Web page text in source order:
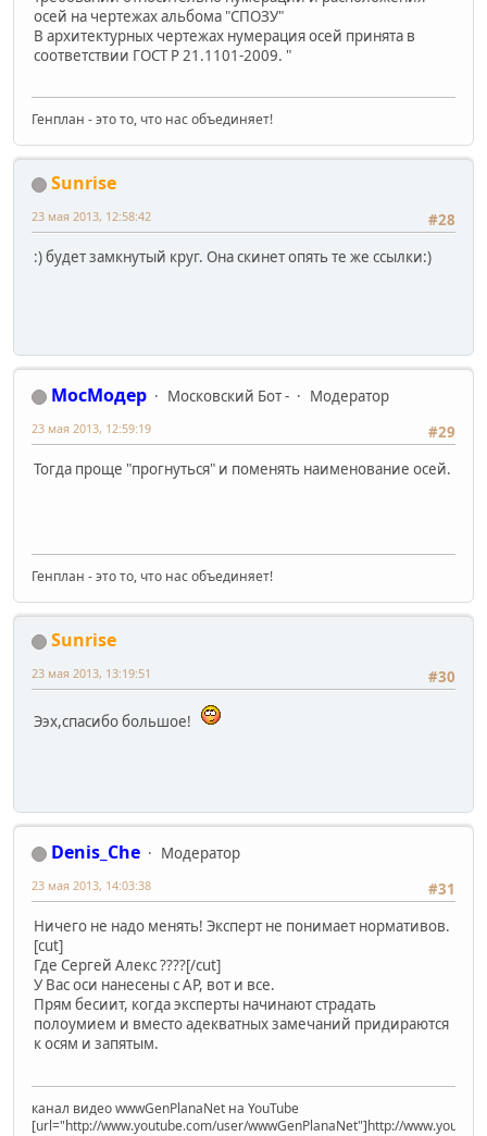
осей на чертежах альбома "СПОЗУ"
В архитектурных чертежах нумерация осей принята в
соответствии ГОСТ Р 21.1101-2009. "
Генплан - это то, что нас объединяет!
Sunrise
#28
23 мая 2013, 12:58:42
:) будет замкнутый круг. Она скинет опять те же ссылки:)
МосМодер Московский Бот -
Модератор
#29
23 мая 2013, 12:59:19
Тогда проще "прогнуться" и поменять наименование осей.
Генплан - это то, что нас объединяет!
Sunrise
#30
23 мая 2013, 13:19:51
Ээх,спасибо большое!
Denis_Che
Модератор
#31
23 мая 2013, 14:03:38
Ничего не надо менять! Эксперт не понимает нормативов.
[cut]
Где Сергей Алекс ????[/cut]
У Вас оси нанесены с АР, вот и все.
Прям бесиит, когда эксперты начинают страдать
полоумием и вместо адекватных замечаний придираются
к осям и запятым.
канал видео wwwGenPlanaNet на YouTube
[url="http://www.youtube.com/user/wwwGenPlanaNet"]http://